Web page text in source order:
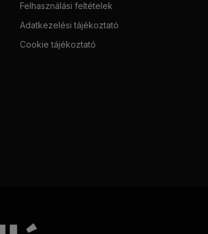
Felhasználási feltételek
Adatkezelési tájékoztató
Cookie tájékoztató